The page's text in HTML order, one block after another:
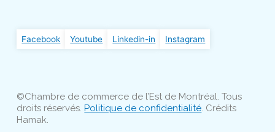
Facebook Youtube Linkedin-in Instagram
©Chambre de commerce de l’Est de Montréal. Tous
droits réservés.Politique de confidentialité. Crédits
Hamak.